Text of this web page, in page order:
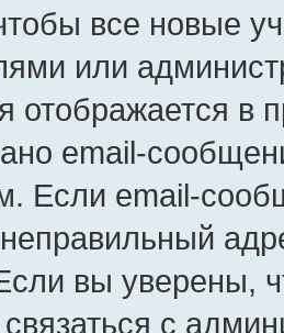
все новые
или
отображается в
email-
Если email-
вы уверены,
с